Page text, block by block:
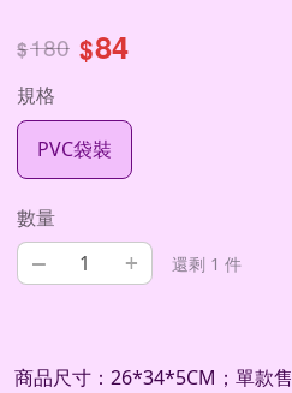
$180 $84
規格
PVC袋裝
數量
– + 還剩 1 件
商品尺寸：26*34*5CM；單款售